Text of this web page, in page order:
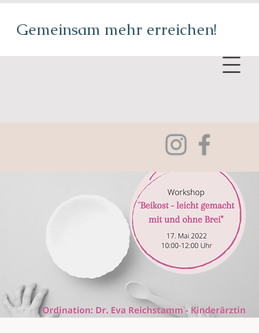
Gemeinsam mehr erreichen!